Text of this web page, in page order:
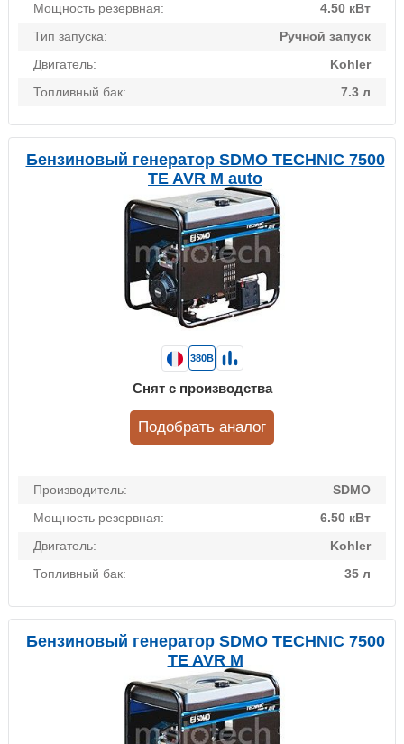
Мощность резервная:
4.50 кВт
Тип запуска:
Ручной запуск
Двигатель:
Kohler
Топливный бак:
7.3 л
Бензиновый генератор SDMO TECHNIC 7500
TE AVR M auto
Производитель:
SDMO
Мощность резервная:
6.50 кВт
Двигатель:
Kohler
Топливный бак:
35 л
380В
Снят с производства
Подобрать аналог
Бензиновый генератор SDMO TECHNIC 7500
TE AVR M